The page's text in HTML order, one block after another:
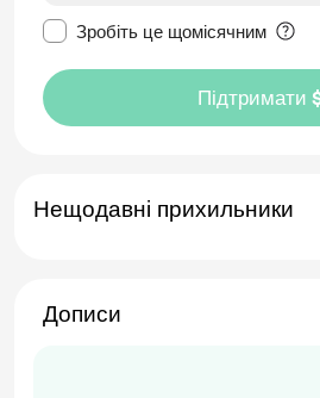
Зробіть це щомісячним
Підтримати
Нещодавні прихильники
Дописи